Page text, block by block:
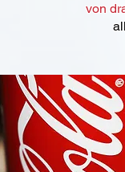
von